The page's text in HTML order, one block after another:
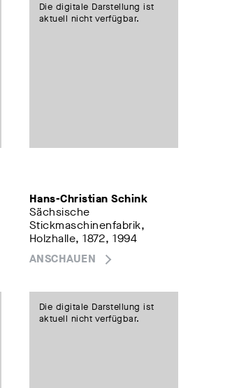
Die digitale Darstellung ist
aktuell nicht verfügbar.
Hans-Christian Schink
Sächsische
Stickmaschinenfabrik,
Holzhalle, 1872, 1994
ANSCHAUEN
Die digitale Darstellung ist
aktuell nicht verfügbar.